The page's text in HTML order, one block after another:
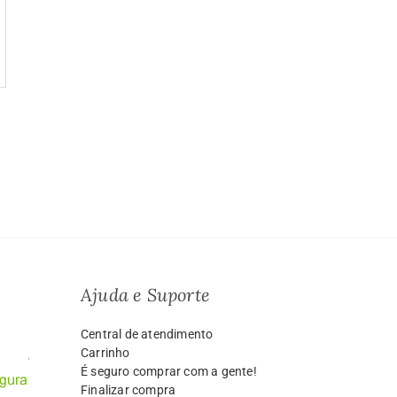
Ajuda e Suporte
Central de atendimento
Carrinho
É seguro comprar com a gente!
Finalizar compra